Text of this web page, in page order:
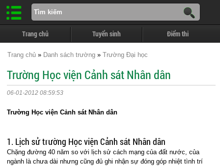
Trang chủ Tuyển sinh Điểm thi
Trang chủ » Danh sách trường » Trường Đại học
Trường Học viện Cảnh sát Nhân dân
06-01-2012 08:59:53
Trường Học viện Cảnh sát Nhân dân
1. Lịch sử trường Học viện Cảnh sát Nhân dân
Chặng đường 40 năm so với lịch sử cách mạng của đất nước, của
ngành là chưa dài nhưng cũng đủ ghi nhận sự đóng góp nhiệt tình trí